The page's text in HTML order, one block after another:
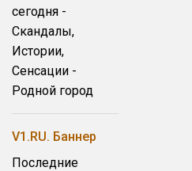
сегодня -
Скандалы,
Истории,
Сенсации -
Родной город
V1.RU. Баннер
Последние